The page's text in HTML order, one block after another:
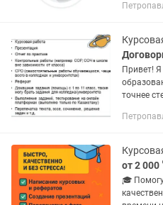
Привет!
точнее
помочь в
от 2 000
🎓
качественно